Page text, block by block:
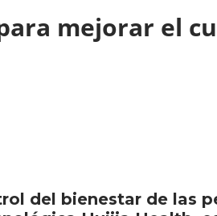
mejorar el
del bienestar de las